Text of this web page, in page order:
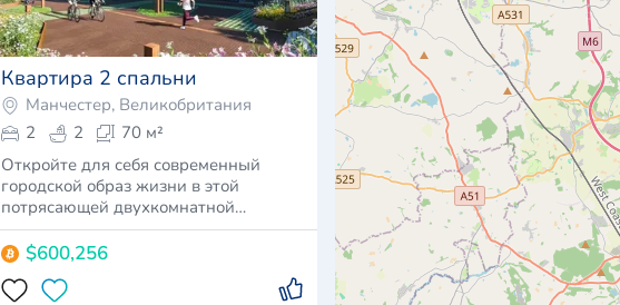
Квартира 2 спальни
Манчестер, Великобритания
2
2
70 м²
Откройте для себя современный
городской образ жизни в этой
потрясающей двухкомнатной
квартир…
$600,256